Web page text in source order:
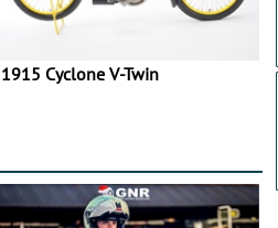
1915 Cyclone V-Twin